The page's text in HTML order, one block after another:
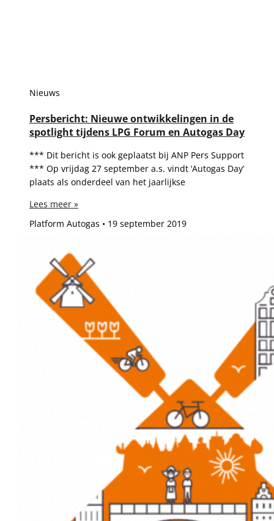
Nieuws
Persbericht: Nieuwe ontwikkelingen in de
spotlight tijdens LPG Forum en Autogas Day
*** Dit bericht is ook geplaatst bij ANP Pers Support
*** Op vrijdag 27 september a.s. vindt ‘Autogas Day’
plaats als onderdeel van het jaarlijkse
Lees meer »
Platform Autogas
19 september 2019